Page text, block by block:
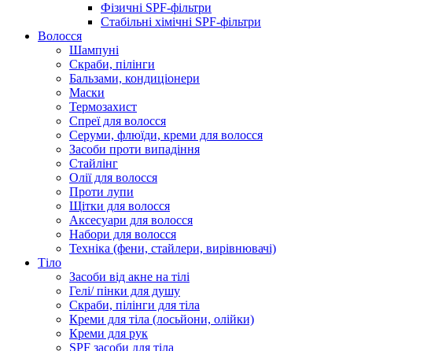
Фізичні SPF-фільтри
Стабільні хімічні SPF-фільтри
Волосся
Шампуні
Скраби, пілінги
Бальзами, кондиціонери
Маски
Термозахист
Спреї для волосся
Серуми, флюїди, креми для волосся
Засоби проти випадіння
Стайлінг
Олії для волосся
Проти лупи
Щітки для волосся
Аксесуари для волосся
Набори для волосся
Техніка (фени, стайлери, вирівнювачі)
Тіло
Засоби від акне на тілі
Гелі/ пінки для душу
Скраби, пілінги для тіла
Креми для тіла (лосьйони, олійки)
Креми для рук
SPF засоби для тіла